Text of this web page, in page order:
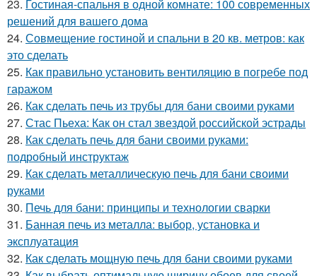
23. Гостиная-спальня в одной комнате: 100 современных
решений для вашего дома
24. Совмещение гостиной и спальни в 20 кв. метров: как
это сделать
25. Как правильно установить вентиляцию в погребе под
гаражом
26. Как сделать печь из трубы для бани своими руками
27. Стас Пьеха: Как он стал звездой российской эстрады
28. Как сделать печь для бани своими руками:
подробный инструктаж
29. Как сделать металлическую печь для бани своими
руками
30. Печь для бани: принципы и технологии сварки
31. Банная печь из металла: выбор, установка и
эксплуатация
32. Как сделать мощную печь для бани своими руками